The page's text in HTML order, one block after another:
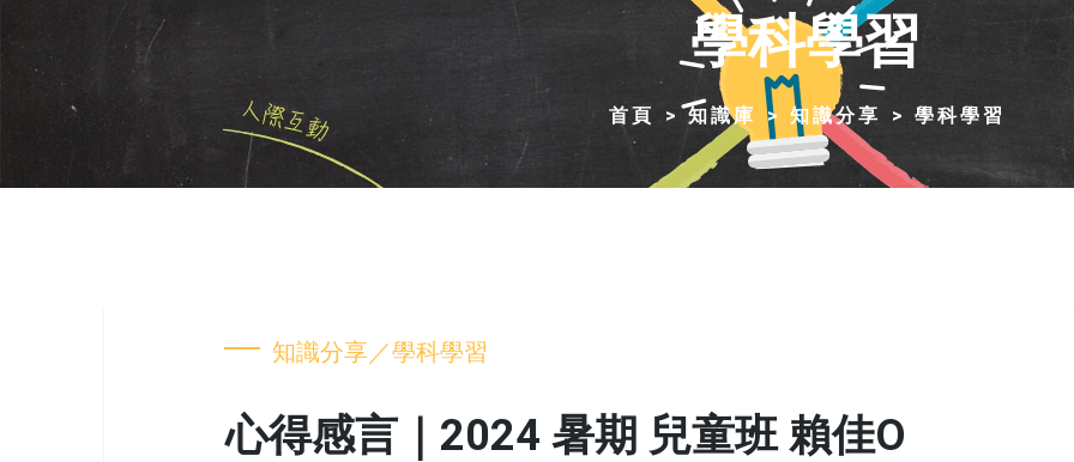
學科學習
首頁 知識庫 知識分享 學科學習
知識分享／學科學習
心得感言｜2024 暑期 兒童班 賴佳O